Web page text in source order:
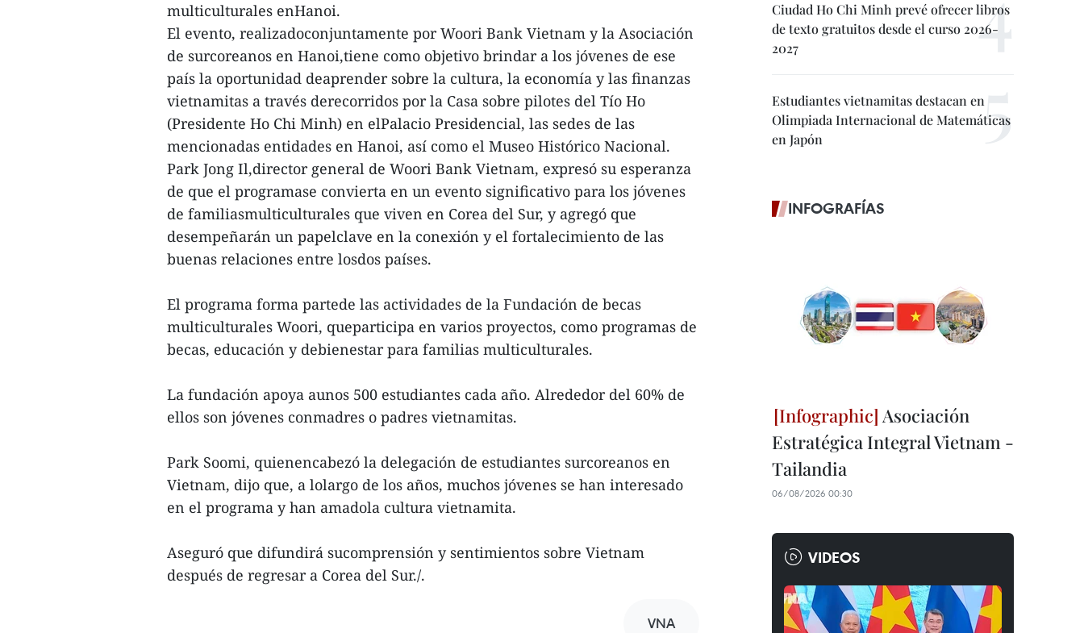
multiculturales enHanoi.
El evento, realizadoconjuntamente por Woori Bank Vietnam y la Asociación
de surcoreanos en Hanoi,tiene como objetivo brindar a los jóvenes de ese
país la oportunidad deaprender sobre la cultura, la economía y las finanzas
vietnamitas a través derecorridos por la Casa sobre pilotes del Tío Ho
(Presidente Ho Chi Minh) en elPalacio Presidencial, las sedes de las
mencionadas entidades en Hanoi, así como el Museo Histórico Nacional.
Park Jong Il,director general de Woori Bank Vietnam, expresó su esperanza
de que el programase convierta en un evento significativo para los jóvenes
de familiasmulticulturales que viven en Corea del Sur, y agregó que
desempeñarán un papelclave en la conexión y el fortalecimiento de las
buenas relaciones entre losdos países.
El programa forma partede las actividades de la Fundación de becas
multiculturales Woori, queparticipa en varios proyectos, como programas de
becas, educación y debienestar para familias multiculturales.
La fundación apoya aunos 500 estudiantes cada año. Alrededor del 60% de
ellos son jóvenes conmadres o padres vietnamitas.
Park Soomi, quienencabezó la delegación de estudiantes surcoreanos en
Vietnam, dijo que, a lolargo de los años, muchos jóvenes se han interesado
en el programa y han amadola cultura vietnamita.
Aseguró que difundirá sucomprensión y sentimientos sobre Vietnam
después de regresar a Corea del Sur./.
VNA
Ciudad Ho Chi Minh prevé ofrecer libros
de texto gratuitos desde el curso 2026-
2027
Estudiantes vietnamitas destacan en
Olimpiada Internacional de Matemáticas
en Japón
INFOGRAFÍAS
Asociación
Estratégica Integral Vietnam -
Tailandia
06/08/2026 00:30
VIDEOS